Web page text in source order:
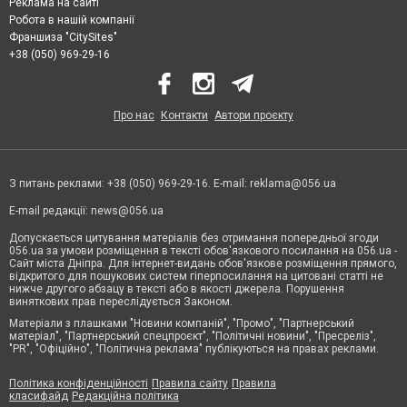
Реклама на сайті
Робота в нашій компанії
Франшиза "CitySites"
+38 (050) 969-29-16
Про нас Контакти Автори проєкту
З питань реклами: +38 (050) 969-29-16. E-mail: reklama@056.ua
E-mail редакції: news@056.ua
Допускається цитування матеріалів без отримання попередньої згоди
056.ua за умови розміщення в тексті обов'язкового посилання на 056.ua -
Сайт міста Дніпра. Для інтернет-видань обов'язкове розміщення прямого,
відкритого для пошукових систем гіперпосилання на цитовані статті не
нижче другого абзацу в тексті або в якості джерела. Порушення
виняткових прав переслідується Законом.
Матеріали з плашками "Новини компаній", "Промо", "Партнерський
матеріал", "Партнерський спецпроєкт", "Політичні новини", "Пресреліз",
"PR", "Офіційно", "Політична реклама" публікуються на правах реклами.
Політика конфіденційності Правила сайту Правила
класифайд Редакційна політика